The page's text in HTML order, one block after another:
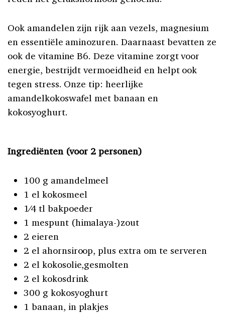
Ook amandelen zijn rijk aan vezels, magnesium
en essentiële aminozuren. Daarnaast bevatten ze
ook de vitamine B6. Deze vitamine zorgt voor
energie, bestrijdt vermoeidheid en helpt ook
tegen stress. Onze tip: heerlijke
amandelkokoswafel met banaan en
kokosyoghurt.
Ingrediënten (voor 2 personen)
100 g amandelmeel
1 el kokosmeel
1⁄4 tl bakpoeder
1 mespunt (himalaya-)zout
2 eieren
2 el ahornsiroop, plus extra om te serveren
2 el kokosolie,gesmolten
2 el kokosdrink
300 g kokosyoghurt
1 banaan, in plakjes